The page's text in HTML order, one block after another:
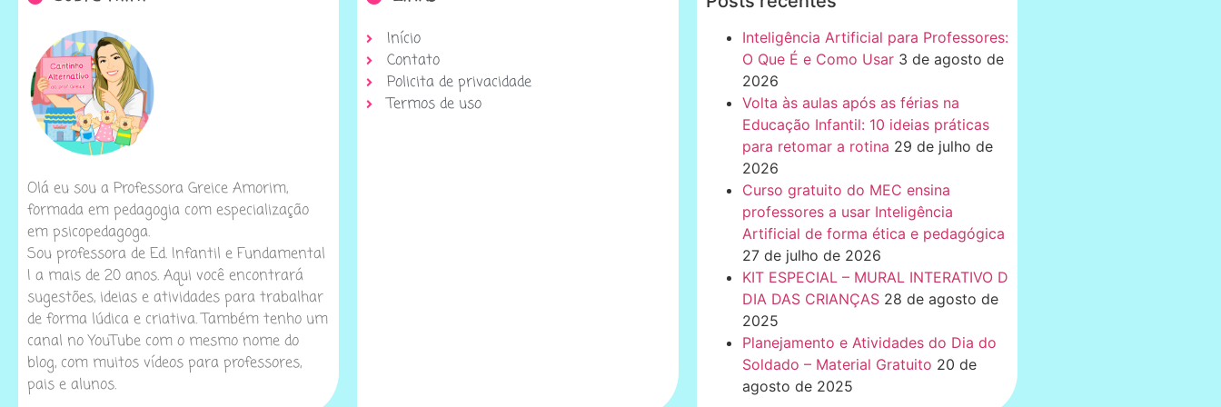
Olá eu sou a Professora Greice Amorim,
formada em pedagogia com especialização
em psicopedagoga.
Sou professora de Ed. Infantil e Fundamental
I a mais de 20 anos. Aqui você encontrará
sugestões, ideias e atividades para trabalhar
de forma lúdica e criativa. Também tenho um
canal no YouTube com o mesmo nome do
blog, com muitos vídeos para professores,
pais e alunos.
Início
Contato
Policita de privacidade
Termos de uso
Inteligência Artificial para Professores:
O Que É e Como Usar 3 de agosto de
2026
Volta às aulas após as férias na
Educação Infantil: 10 ideias práticas
para retomar a rotina 29 de julho de
2026
Curso gratuito do MEC ensina
professores a usar Inteligência
Artificial de forma ética e pedagógica
27 de julho de 2026
KIT ESPECIAL – MURAL INTERATIVO D
DIA DAS CRIANÇAS 28 de agosto de
2025
Planejamento e Atividades do Dia do
Soldado – Material Gratuito 20 de
agosto de 2025